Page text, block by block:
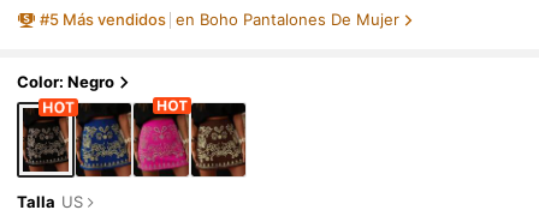
#5 Más vendidos en Boho Pantalones De Mujer
Color: Negro
Talla US